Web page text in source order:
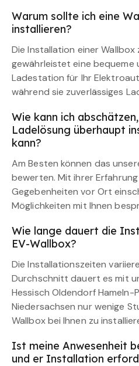
Warum sollte ich eine
installieren?
Die Installation einer Wallbox
gewährleistet eine bequeme
Ladestation für Ihr
während sie zuverlässiges
Wie kann ich
Ladelösung überhaupt
kann?
Am Besten können das
bewerten. Mit ihrer
Gegebenheiten vor Ort
Möglichkeiten mit Ihnen
Wie lange dauert die
EV-Wallbox?
Die Installationszeiten
Durchschnitt dauert es mit
Hessisch Oldendorf Hameln-
Niedersachsen nur wenige
Wallbox bei Ihnen zu
Ist meine Anwesenheit
und er Installation